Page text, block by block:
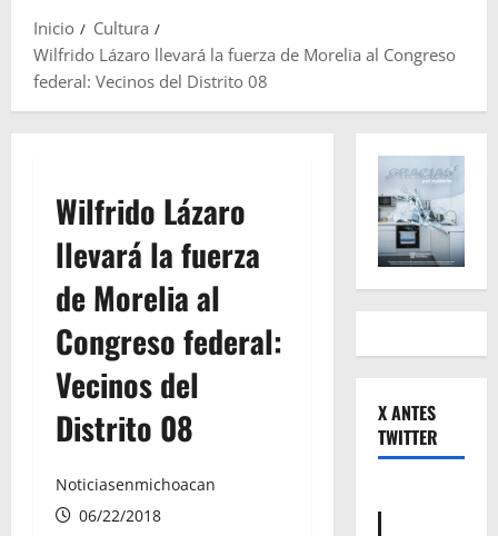
Inicio
Cultura
Wilfrido Lázaro llevará la fuerza de Morelia al Congreso
federal: Vecinos del Distrito 08
Wilfrido Lázaro
llevará la fuerza
de Morelia al
Congreso federal:
Vecinos del
Distrito 08
Noticiasenmichoacan
06/22/2018
X ANTES
TWITTER